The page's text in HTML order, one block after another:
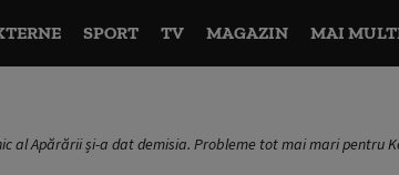
SPORT TV MAGAZIN MAI
al Apărării și-a dat demisia. Probleme tot mai mari pentru